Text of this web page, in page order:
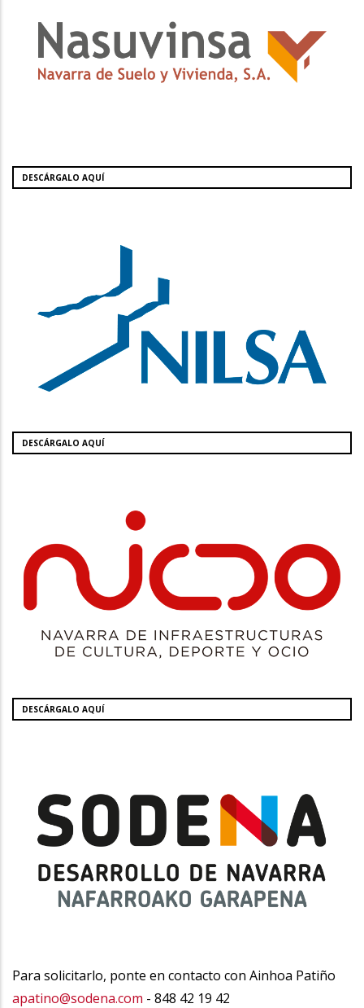
DESCÁRGALO AQUÍ
DESCÁRGALO AQUÍ
DESCÁRGALO AQUÍ
Para solicitarlo, ponte en contacto con Ainhoa Patiño
apatino@sodena.com - 848 42 19 42